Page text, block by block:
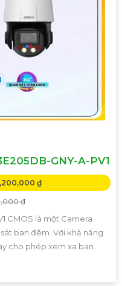
GNY-A-PV1
₫
₫
CMOS là một Camera
ban đêm. Với khả năng
cho phép xem xa ban